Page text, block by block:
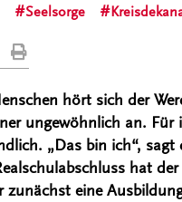
Seelsorge
hört sich der
ungewöhnlich an. Für
„Das bin ich“, sagt
hat
zunächst eine